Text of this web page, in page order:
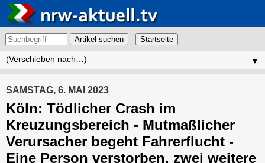
Artikel suchen
▼
SAMSTAG, 6. MAI 2023
Köln: Tödlicher Crash im
Kreuzungsbereich - Mutmaßlicher
Verursacher begeht Fahrerflucht -
Eine Person verstorben, zwei weitere